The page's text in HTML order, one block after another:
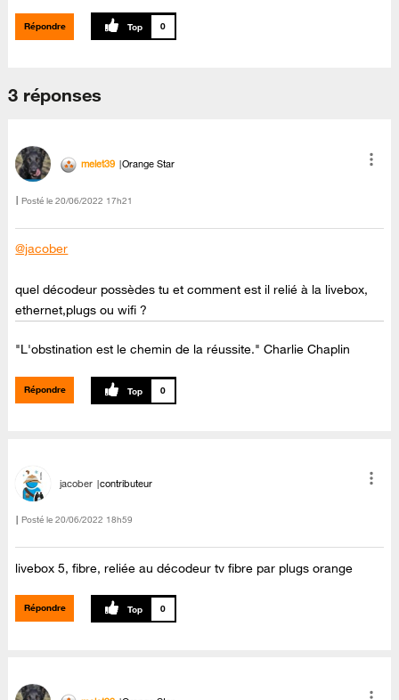
Répondre 0
3 réponses
melet39 Orange Star
Posté le ‎20/06/2022 17h21
@jacober
quel décodeur possèdes tu et comment est il relié à la livebox,
ethernet,plugs ou wifi ?
"L'obstination est le chemin de la réussite." Charlie Chaplin
Répondre 0
jacober contributeur
Posté le ‎20/06/2022 18h59
livebox 5, fibre, reliée au décodeur tv fibre par plugs orange
Répondre 0